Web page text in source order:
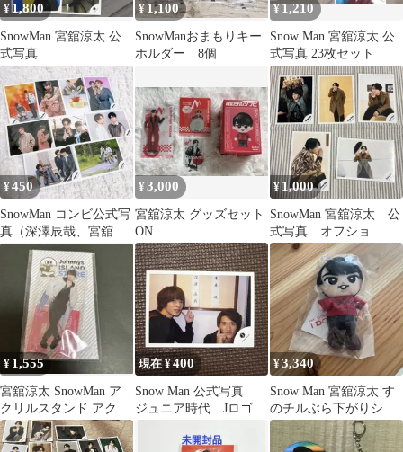
¥ 1,800
SnowMan 宮舘涼太 公
式写真
¥ 1,100
SnowManおまもりキー
ホルダー 8個
¥1,210
Snow Man 宮舘涼太 公
式写真 23枚セット
¥450
SnowMan コンビ公式写
真（深澤辰哉、宮舘涼
太周り） 2名 まとめ売
¥3,000
宮舘涼太 グッズセット
ON
¥ 1,000
SnowMan 宮舘涼太 公
式写真 オフショ
¥ 1,555
宮舘涼太 SnowMan ア
クリルスタンド アクス
タ 第1弾
現在 ¥400
Snow Man 公式写真
ジュニア時代 Jロゴ
¥3,340
Snow Man 宮舘涼太 す
のチルぶら下がりシリ
ーズ